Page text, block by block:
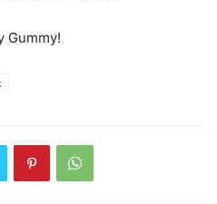
Gummy!